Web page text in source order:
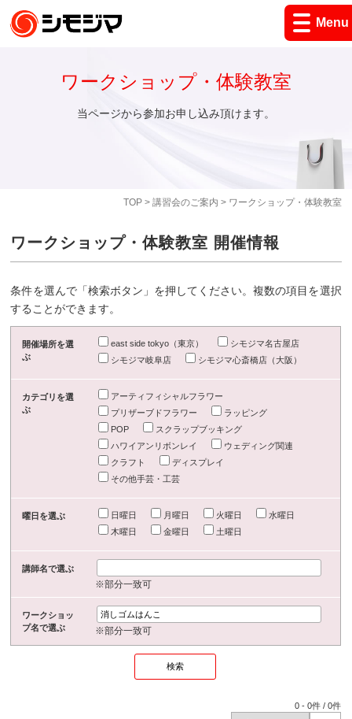
Menu
TOP> 講習会のご案内 > ワークショップ・体験教室
ワークショップ・体験教室
当ページから参加お申し込み頂けます。
ワークショップ・体験教室 開催情報
条件を選んで「検索ボタン」を押してください。複数の項目を選択
することができます。
開催場所を選
ぶ
east side tokyo（東京）
シモジマ名古屋店
シモジマ岐阜店
シモジマ心斎橋店（大阪）
カテゴリを選
ぶ
アーティフィシャルフラワー
プリザーブドフラワー
ラッピング
POP
スクラップブッキング
ハワイアンリボンレイ
ウェディング関連
クラフト
ディスプレイ
その他手芸・工芸
曜日を選ぶ 日曜日 月曜日 火曜日
水曜日
木曜日
金曜日 土曜日
講師名で選ぶ
※部分一致可
ワークショッ
プ名で選ぶ
※部分一致可
0 -0件 /0件